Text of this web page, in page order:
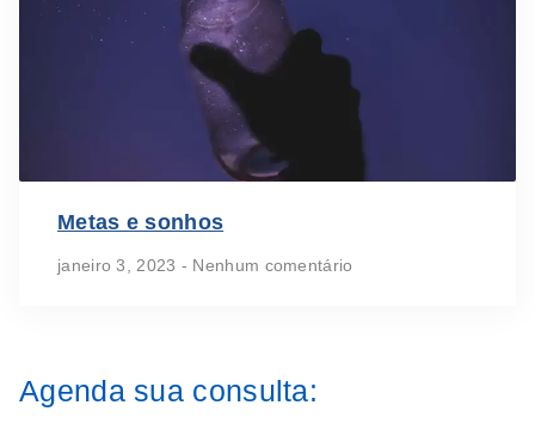
Metas e sonhos
janeiro 3, 2023 Nenhum comentário
Agenda sua consulta: